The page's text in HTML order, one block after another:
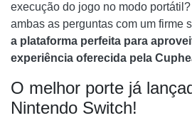
execução do jogo no modo
ambas as perguntas com um firme
a plataforma perfeita para
experiência oferecida pela
O melhor porte já
Nintendo Switch!